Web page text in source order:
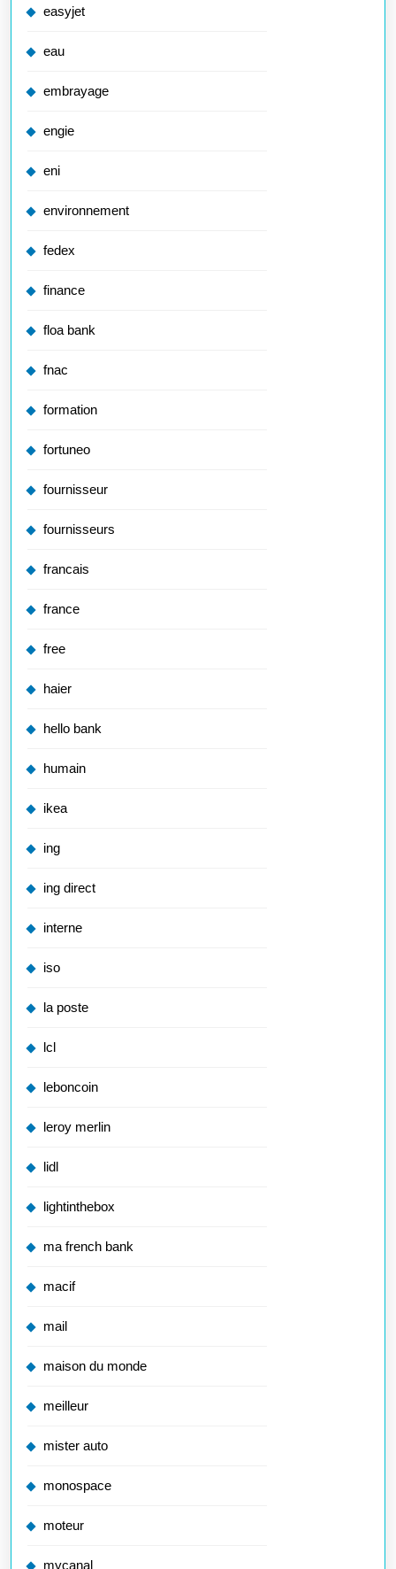
easyjet
eau
embrayage
engie
eni
environnement
fedex
finance
floa bank
fnac
formation
fortuneo
fournisseur
fournisseurs
francais
france
free
haier
hello bank
humain
ikea
ing
ing direct
interne
iso
la poste
lcl
leboncoin
leroy merlin
lidl
lightinthebox
ma french bank
macif
mail
maison du monde
meilleur
mister auto
monospace
moteur
mycanal